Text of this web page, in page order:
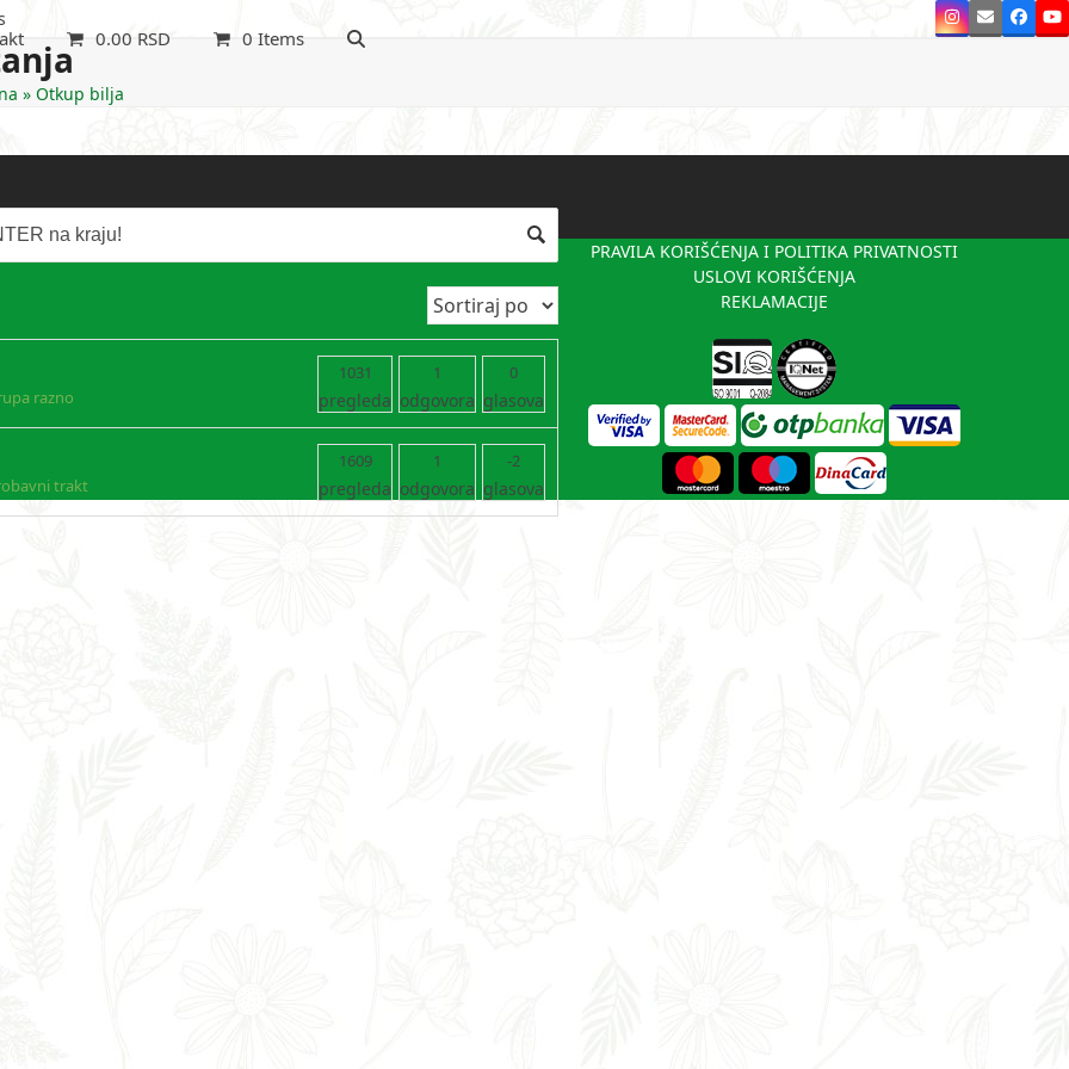
Instagram
Email
0.00 RSD 0 Items
» Otkup bilja
razno
1031
pregleda
1
odgovora
0
glasova
trakt
1609
pregleda
1
odgovora
-2
glasova
PRAVILA KORIŠĆENJA I POLITIKA PRIVATNOSTI
USLOVI KORIŠĆENJA
REKLAMACIJE